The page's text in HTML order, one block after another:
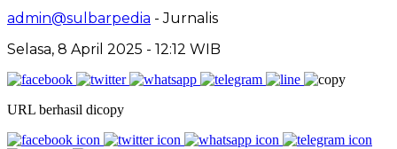
admin@sulbarpedia - Jurnalis
Selasa, 8 April 2025 - 12:12 WIB
URL berhasil dicopy